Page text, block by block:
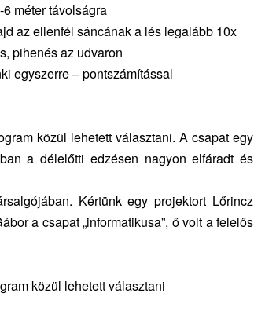
méter távolságra
az ellenfél sáncának a lés legalább 10x
pihenés az udvaron
egyszerre – pontszámítással
közül lehetett választani. A csapat egy
a délelőtti edzésen nagyon elfáradt és
Kértünk egy projektort Lőrincz
a csapat „informatikusa”, ő volt a felelős
közül lehetett választani